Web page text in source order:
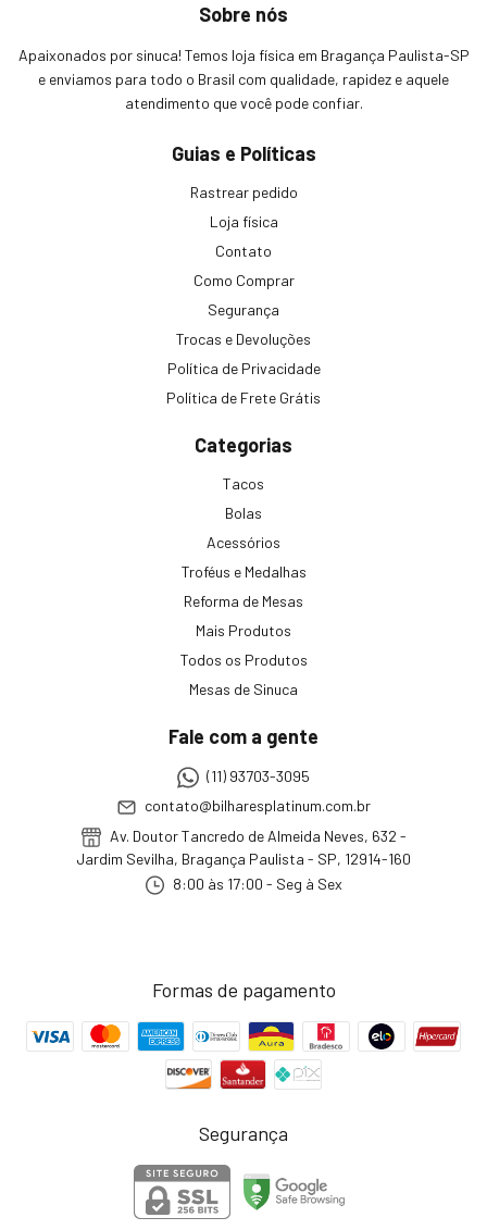
Sobre nós
Apaixonados por sinuca! Temos loja física em Bragança Paulista-SP
e enviamos para todo o Brasil com qualidade, rapidez e aquele
atendimento que você pode confiar.
Guias e Políticas
Rastrear pedido
Loja física
Contato
Como Comprar
Segurança
Trocas e Devoluções
Política de Privacidade
Política de Frete Grátis
Categorias
Tacos
Bolas
Acessórios
Troféus e Medalhas
Reforma de Mesas
Mais Produtos
Todos os Produtos
Mesas de Sinuca
Fale com a gente
(11) 93703-3095
contato@bilharesplatinum.com.br
Av. Doutor Tancredo de Almeida Neves, 632 -
Jardim Sevilha, Bragança Paulista - SP, 12914-160
8:00 às 17:00 - Seg à Sex
Formas de pagamento
Segurança